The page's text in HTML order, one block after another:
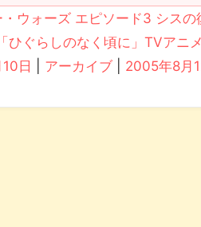
ウォーズ エピソード3 シスの
ひぐらしのなく頃に」TVアニ
日
アーカイブ 2005年8月